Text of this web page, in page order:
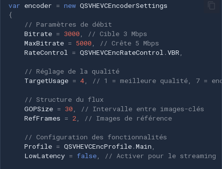
var encoder = new QSVHEVCEncoderSettings
{
// Paramètres de débit
Bitrate = 3000
// Cible 3 Mbps
MaxBitrate = 5000
// Crête 5 Mbps
RateControl
= QSVHEVCEncRateControl .VBR
// Réglage de la qualité
TargetUsage = 4 // 1 = meilleure qualité, 7 =
// Structure du flux
GOPSize = 30
// Intervalle entre images-clés
RefFrames = 2 // Images de référence
// Configuration des fonctionnalités
Profile = QSVHEVCEncProfile.Main
LowLatency = false // Activer pour le streaming